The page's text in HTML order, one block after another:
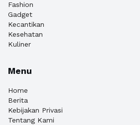
Fashion
Gadget
Kecantikan
Kesehatan
Kuliner
Menu
Home
Berita
Kebijakan Privasi
Tentang Kami